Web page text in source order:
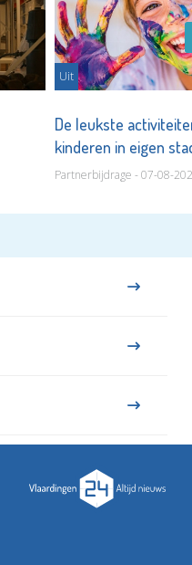
Uit
De leukste
kinderen in eigen
Partnerbijdrage - 07-08-